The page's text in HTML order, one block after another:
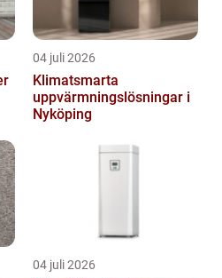
04 juli 2026
Klimatsmarta
uppvärmningslösningar i
Nyköping
04 juli 2026